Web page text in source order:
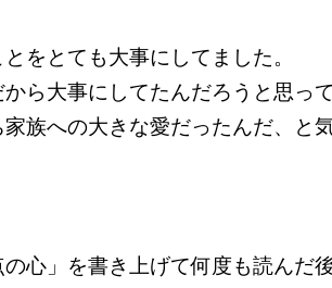
をとても大事にしてました。
から大事にしてたんだろうと思っ
族への大きな愛だったんだ、と
心」を書き上げて何度も読んだ